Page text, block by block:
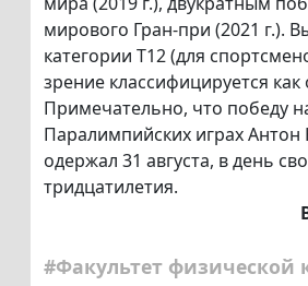
мирового Гран-при (2021 г.).
категории Т12 (для
зрение классифицируется
Примечательно, что победу
Паралимпийских играх Антон
одержал 31 августа, в день
тридцатилетия.
#Факультет физической